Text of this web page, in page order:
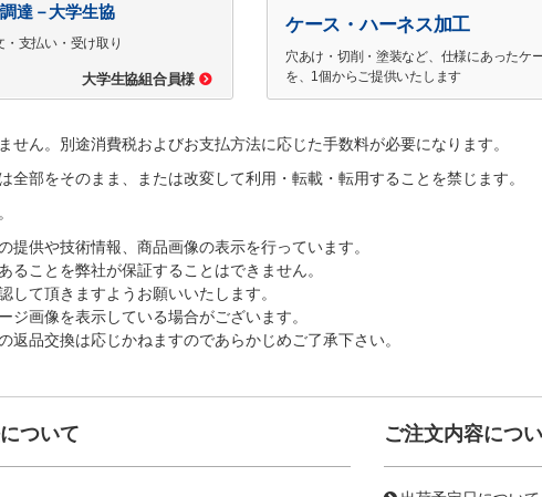
達－大学生協
・支払い・受け取り
大学生協組合員様
ケース・ハーネス加工
穴あけ・切削・塗装など、仕様にあったケ
を、1個からご提供いたします
ん。別途消費税およびお支払方法に応じた手数料が必要になります。
部をそのまま、または改変して利用・転載・転用することを禁じます。
供や技術情報、商品画像の表示を行っています。
ことを弊社が保証することはできません。
て頂きますようお願いいたします。
画像を表示している場合がございます。
品交換は応じかねますのであらかじめご了承下さい。
ついて ご注文内容につ